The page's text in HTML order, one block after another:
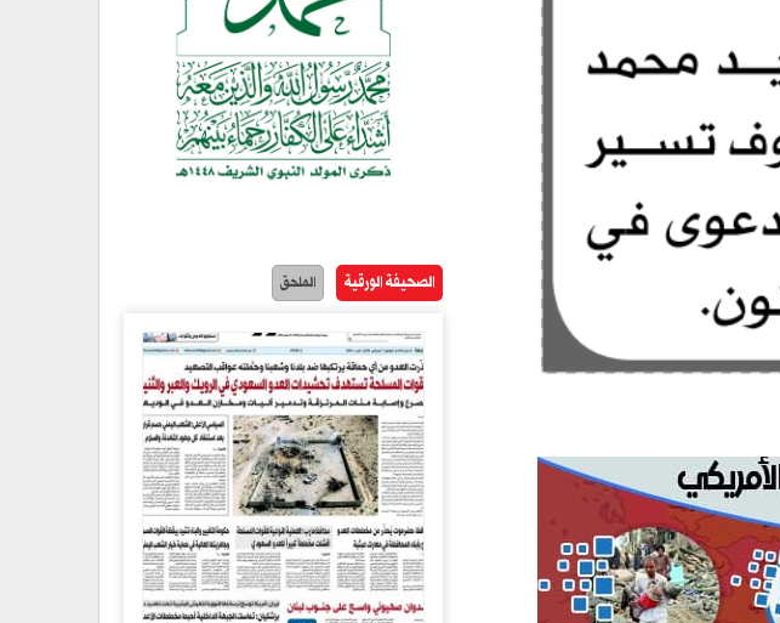
الصحيفة الورقية الملحق